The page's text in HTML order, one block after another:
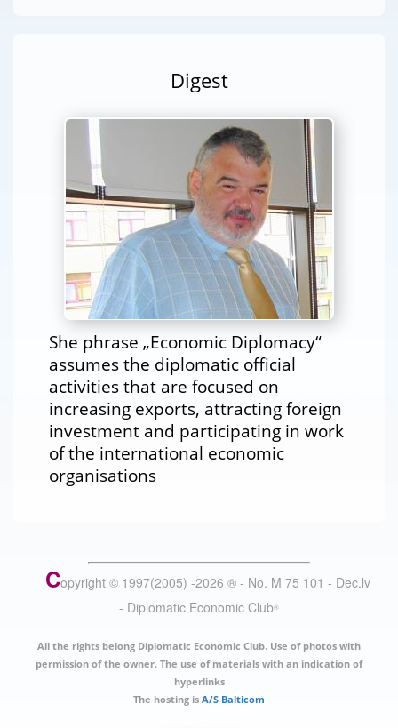
Digest
She phrase „Economic Diplomacy“
assumes the diplomatic official
activities that are focused on
increasing exports, attracting foreign
investment and participating in work
of the international economic
organisations
Copyright © 1997(2005) -2026 ® - No. M 75 101 - Dec.lv
- Diplomatic Economic Club®
All the rights belong Diplomatic Economic Club. Use of photos with
permission of the owner. The use of materials with an indication of
hyperlinks
The hosting is A/S Balticom